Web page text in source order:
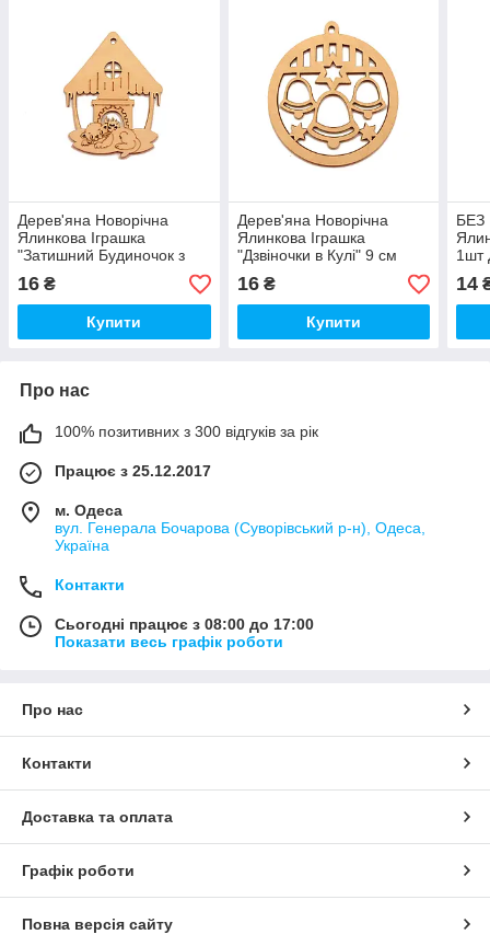
Дерев'яна Новорічна
Ялинкова Іграшка
"Затишний Будиночок з
Кішкою" 9 см Прикраса на
Ялинку з Фанери
16 ₴
Купити
Дерев'яна Новорічна
Ялинкова Іграшка
"Дзвіночки в Кулі" 9 см
Фанери
16₴
Купити
1шт
14
Про нас
100% позитивних з 300 відгуків за рік
Працює з 25.12.2017
м. Одеса
вул. Генерала Бочарова (Суворівський р-н), Одеса,
Україна
Контакти
Сьогодні працює з 08:00 до 17:00
Показати весь графік роботи
Про нас
Контакти
Доставка та оплата
Графік роботи
Повна версія сайту